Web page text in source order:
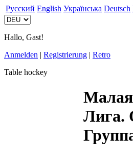
Русский English Українська Deutsch
Hallo, Gast!
Anmelden | Registrierung | Retro
Table hockey
Лига.